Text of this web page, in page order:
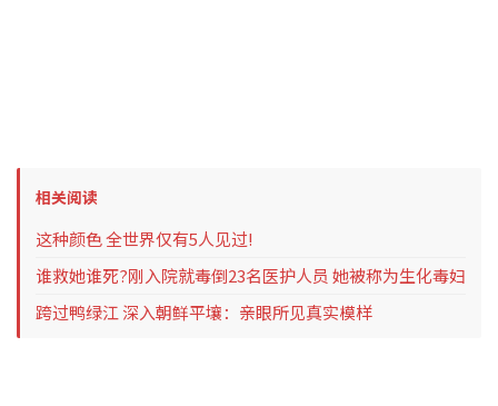
相关阅读
这种颜色 全世界仅有5人见过!
谁救她谁死?刚入院就毒倒23名医护人员 她被称为生化毒妇
跨过鸭绿江 深入朝鲜平壤：亲眼所见真实模样